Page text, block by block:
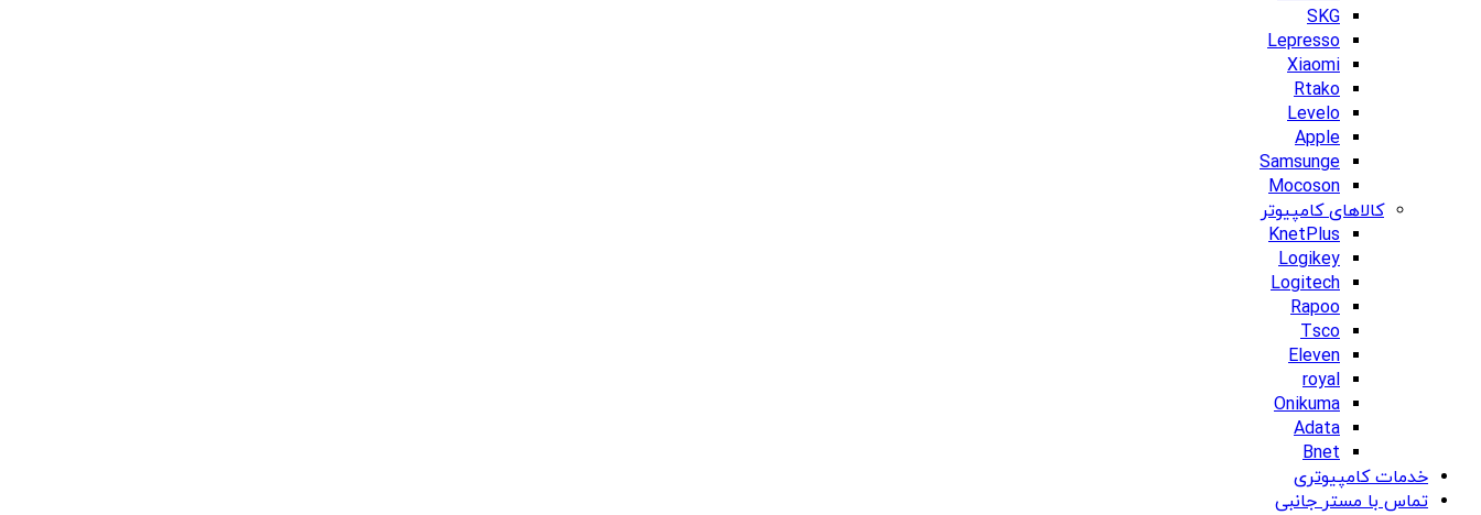
SKG
Lepresso
Xiaomi
Rtako
Levelo
Apple
Samsunge
Mocoson
کالاهای کامپیوتر
KnetPlus
Logikey
Logitech
Rapoo
Tsco
Eleven
royal
Onikuma
Adata
Bnet
خدمات کامپیوتری
تماس با مستر جانبی